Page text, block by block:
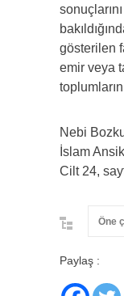
gösterilen
emir veya
Nebi
İslam
Cilt 24,
Öne
Paylaş :